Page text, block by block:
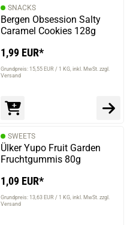
SNACKS
Bergen Obsession Salty
Caramel Cookies 128g
1,99 EUR*
Grundpreis: 15,55 EUR / 1 KG inkl. MwSt. zzgl.
Versand
SWEETS
Ülker Yupo Fruit Garden
Fruchtgummis 80g
1,09 EUR*
Grundpreis: 13,63 EUR / 1 KG inkl. MwSt. zzgl.
Versand